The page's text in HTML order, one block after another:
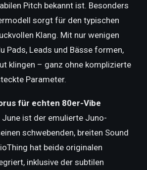
Pitch bekannt ist. Besonders
sorgt für den typischen
Klang. Mit nur wenigen
Pads, Leads und Bässe formen,
klingen – ganz ohne komplizierte
Parameter.
für echten 80er-Vibe
June ist der emulierte Juno-
schwebenden, breiten Sound
hat beide originalen
inklusive der subtilen